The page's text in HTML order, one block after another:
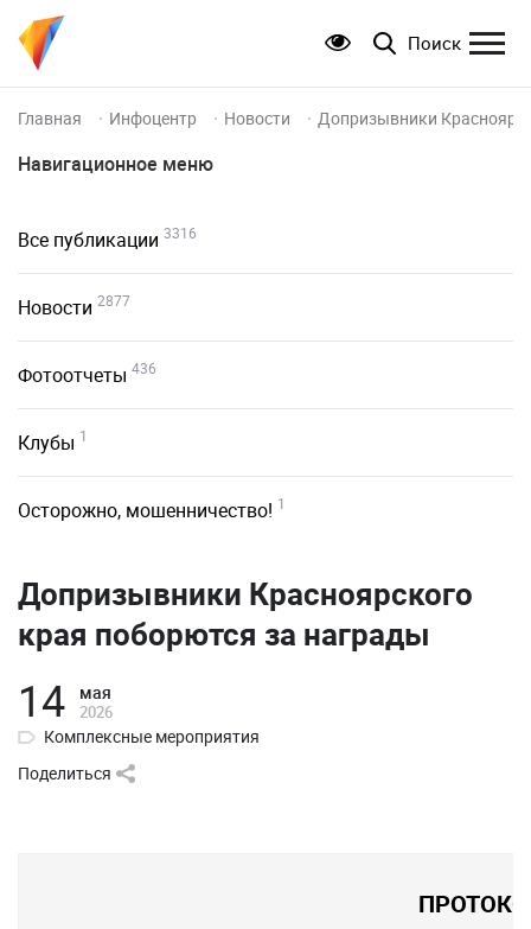
Поиск
Главная Инфоцентр Новости Допризывники
Навигационное меню
Все публикации 3316
Новости 2877
Фотоотчеты 436
Клубы 1
Осторожно, мошенничество! 1
Допризывники Красноярского
края поборются за награды
14 мая
2026
Комплексные мероприятия
Поделиться